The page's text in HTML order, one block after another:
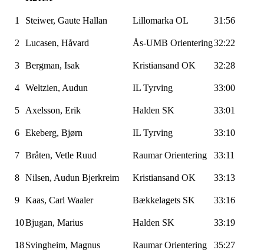
1 Steiwer, Gaute Hallan Lillomarka OL 31:56
2 Lucasen, Håvard Ås-UMB Orientering32:22
3 Bergman, Isak Kristiansand OK 32:28
4 Weltzien, Audun IL Tyrving 33:00
5 Axelsson, Erik Halden SK 33:01
6 Ekeberg, Bjørn IL Tyrving 33:10
7 Bråten, Vetle Ruud RaumarOrientering 33:11
8 Nilsen, Audun Bjerkreim Kristiansand OK 33:13
9 Kaas, Carl Waaler Bækkelagets SK 33:16
10Bjugan, Marius Halden SK 33:19
18Svingheim, Magnus RaumarOrientering 35:27